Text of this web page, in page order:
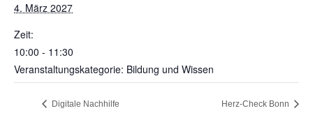
4. März 2027
Zeit:
10:00 - 11:30
Veranstaltungskategorie: Bildung und Wissen
Digitale Nachhilfe Herz-Check Bonn